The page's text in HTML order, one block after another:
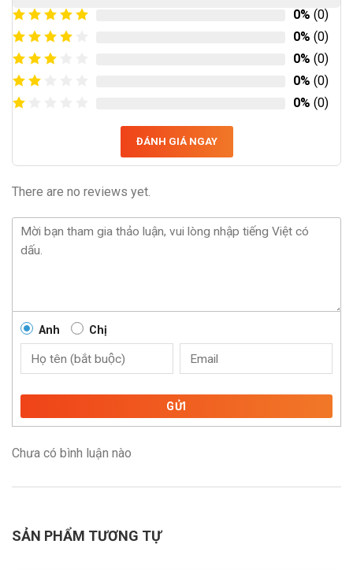
0% (0)
0% (0)
0% (0)
0% (0)
0% (0)
ĐÁNH GIÁ NGAY
There are no reviews yet.
Anh Chị
GỬI
Chưa có bình luận nào
SẢN PHẨM TƯƠNG TỰ